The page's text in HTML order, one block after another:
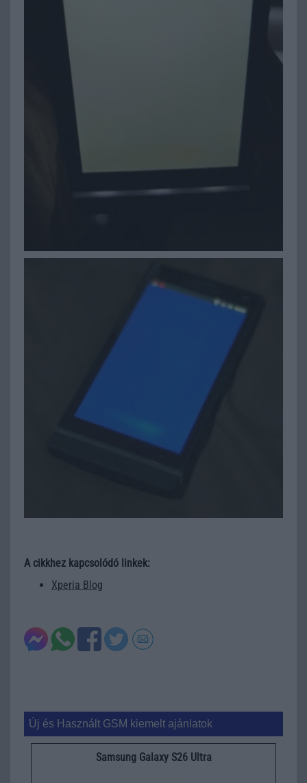
A cikkhez kapcsolódó linkek:
Xperia Blog
Új és Használt GSM kiemelt ajánlatok
Samsung Galaxy S26 Ultra